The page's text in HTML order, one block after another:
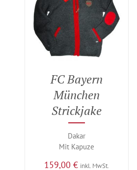
FC Bayern
München
Strickjake
Dakar
Mit Kapuze
159,00€ inkl. MwSt.